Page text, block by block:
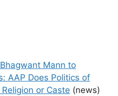
Mann to
AAP Does Politics of
or Caste (news)